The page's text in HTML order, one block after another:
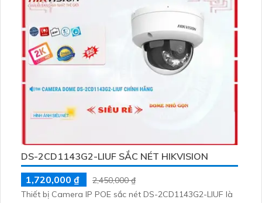
DS-2CD1143G2-LIUF SẮC NÉT HIKVISION
1,720,000 ₫
2,450,000 ₫
Thiết bị Camera IP POE sắc nét DS-2CD1143G2-LIUF là